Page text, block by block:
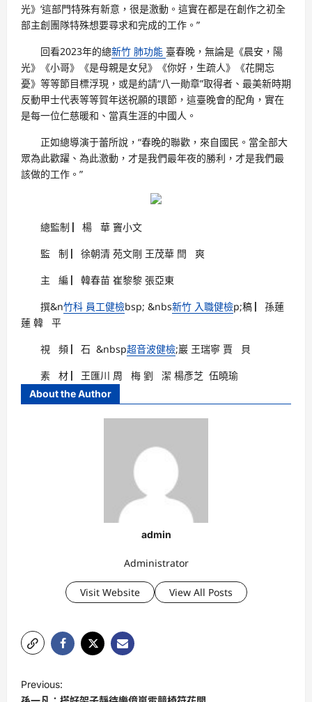
光》’這部門特殊有新意，很是激動。這實在都是在創作之初全
部主創團隊特殊想要尋求和完成的工作。”
回看2023年的總新竹 肺功能 臺春晚，無論是《晨安，陽
光》《小哥》《是母親是女兒》《你好，生疏人》《花開忘
憂》等等節目標浮現，或是約請“八一勛章”取得者、最美新時期
反動甲士代表等等賀年送祝願的環節，這臺晚會的配角，實在
是每一位仁慈暖和、當真生涯的中國人。
正如總導演于蕾所說，“春晚的聯歡，來自國民。當全部大
眾為此歡躍、為此激動，才是我們最年夜的勝利，才是我們最
該做的工作。”
總監制 ▏楊 華 竇小文
監 制 ▏徐朝清 苑文剛 王茂華 閆 爽
主 編 ▏韓春苗 崔黎黎 張亞東
撰&n竹科 員工健檢bsp; &nbs新竹 入職健檢p;稿 ▏孫蓮
蓮 韓 平
視 頻 ▏石 &nbsp超音波健檢;巖 王瑞寧 賈 貝
素 材 ▏王匯川 周 梅 劉 潔 楊彥芝 伍曉瑜
About the Author
admin
Administrator
Visit Website View All Posts
o
Previous: